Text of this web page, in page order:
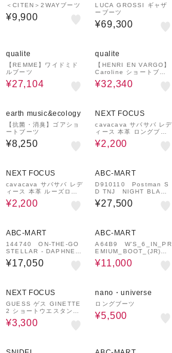
＜CITEN＞2WAYブーツ
¥9,900
AL
LUCA GROSSI ギャザ
ーブーツ
¥69,300
qualite
【REMME】ワイドミド
ルブーツ
¥27,104
qualite
【HENRI EN VARGO】
Caroline ショートブー
ツ
¥32,340
earth music&ecology
【抗菌・消臭】ゴアショ
ートブーツ
¥8,250
NEXT FOCUS
cavacava サバサバ レデ
ィース 本革 ロングブー
ツ 7305379 ワイン
¥2,200
NEXT FOCUS
cavacava サバサバ レデ
ィース 本革 ルーズロン
グブーツ 7420033 ライ
トブラウン
¥2,200
ABC-MART
D910110 Postman S
D TNJ NIGHT BLACK
575219-0007
¥27,500
ABC-MART
144740 ON-THE-GO
STELLAR - DAPHNE
CSNT 702484-0002
¥17,050
ABC-MART
A64B9 W'S_6_IN_PR
EMIUM_BOOT_(JR)
MID GRAY NUBUCK
670292-0001
¥11,000
NEXT FOCUS
GUESS ゲス GINETTE
2 ショートウエスタンブ
ーツ ブルー
¥3,300
nano・universe
ロングブーツ
¥5,500